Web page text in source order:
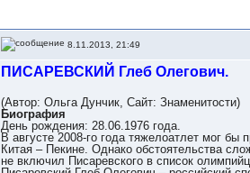
8.11.2013, 21:49
ПИСАРЕВСКИЙ Глеб Олегович.
(Автор: Ольга Дунчик, Сайт: Знаменитости)
Биография
День рождения: 28.06.1976 года.
В августе 2008-го года тяжелоатлет мог
Китая – Пекине. Однако обстоятельства
не включил Писаревского в список